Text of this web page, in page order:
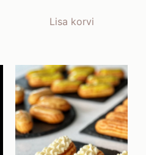
Lisa korvi